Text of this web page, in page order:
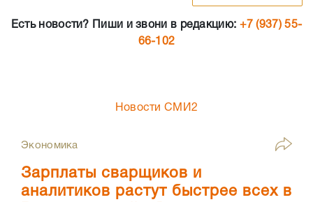
Есть новости? Пиши и звони в редакцию: +7 (937) 55-
66-102
Новости СМИ2
Экономика
Зарплаты сварщиков и
аналитиков растут быстрее всех в